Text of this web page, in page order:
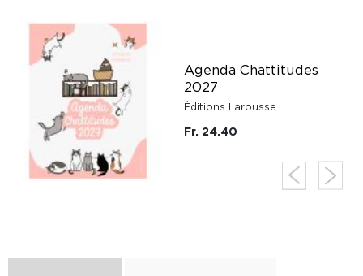
Agenda Chattitudes
2027
Éditions Larousse
Fr. 24.40